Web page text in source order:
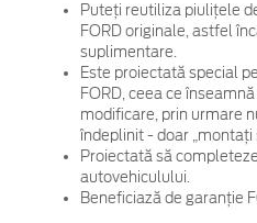
Puteți reutiliza piulițele
FORD originale, astfel
suplimentare.
Este proiectată special
FORD, ceea ce
modificare, prin urmare
îndeplinit - doar „montați
Proiectată să
autovehiculului.
Beneficiază de garanție